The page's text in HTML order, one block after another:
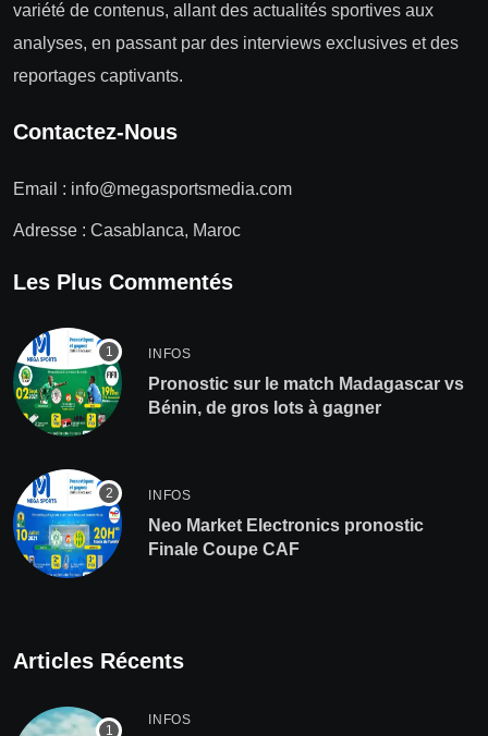
variété de contenus, allant des actualités sportives aux
analyses, en passant par des interviews exclusives et des
reportages captivants.
Contactez-Nous
Email : info@megasportsmedia.com
Adresse : Casablanca, Maroc
Les Plus Commentés
INFOS
Pronostic sur le match Madagascar vs
Bénin, de gros lots à gagner
INFOS
Neo Market Electronics pronostic
Finale Coupe CAF
Articles Récents
INFOS